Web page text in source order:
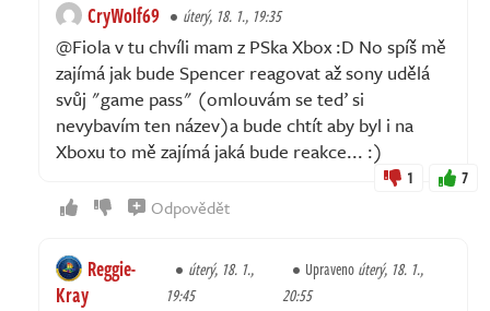
CryWolf69 úterý, 18. 1., 19:35
@Fiola v tu chvíli mam z PSka Xbox :D No spíš mě
zajímá jak bude Spencer reagovat až sony udělá
svůj "game pass" (omlouvám se teď si
nevybavím ten název)a bude chtít aby byl i na
Xboxu to mě zajímá jaká bude reakce... :)
1 7
Odpovědět
Reggie-
Kray
úterý, 18. 1.,
19:45
Upravenoúterý, 18. 1.,
20:55